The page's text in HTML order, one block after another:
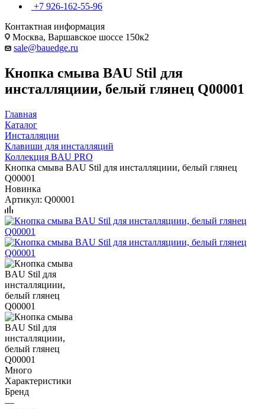
+7 926-162-55-96
Контактная информация
Москва, Варшавское шоссе 150к2
sale@bauedge.ru
Кнопка смыва BAU Stil для
инсталляциии, белый глянец Q00001
Главная
Каталог
Инсталляции
Клавиши для инсталляций
Коллекция BAU PRO
Кнопка смыва BAU Stil для инсталляциии, белый глянец
Q00001
Новинка
Артикул: Q00001
Много
Характеристики
Бренд
—